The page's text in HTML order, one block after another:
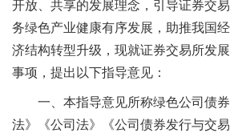
开放、共享的发展理念，引导证券交
务绿色产业健康有序发展，助推我国
济结构转型升级，现就证券交易所发
事项，提出以下指导意见：
一、本指导意见所称绿色公司债
法》《公司法》《公司债券发行与交